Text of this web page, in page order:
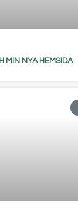
MIN NYA HEMSIDA